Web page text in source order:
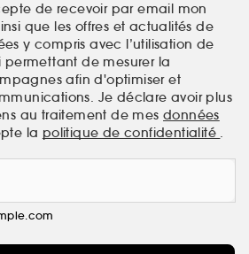
de recevoir par email mon
que les offres et actualités de
y compris avec l’utilisation de
permettant de mesurer la
afin d'optimiser et
Je déclare avoir plus
au traitement de mes données
la politique de confidentialité .